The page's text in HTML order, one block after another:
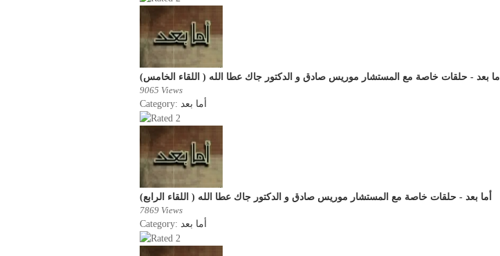
أما بعد - حلقات خاصة مع المستشار موريس صادق و الدكتور جاك عطا الله ( اللقاء الخامس)
9065 Views
Category: أما بعد
أما بعد - حلقات خاصة مع المستشار موريس صادق و الدكتور جاك عطا الله ( اللقاء الرابع)
7869 Views
Category: أما بعد